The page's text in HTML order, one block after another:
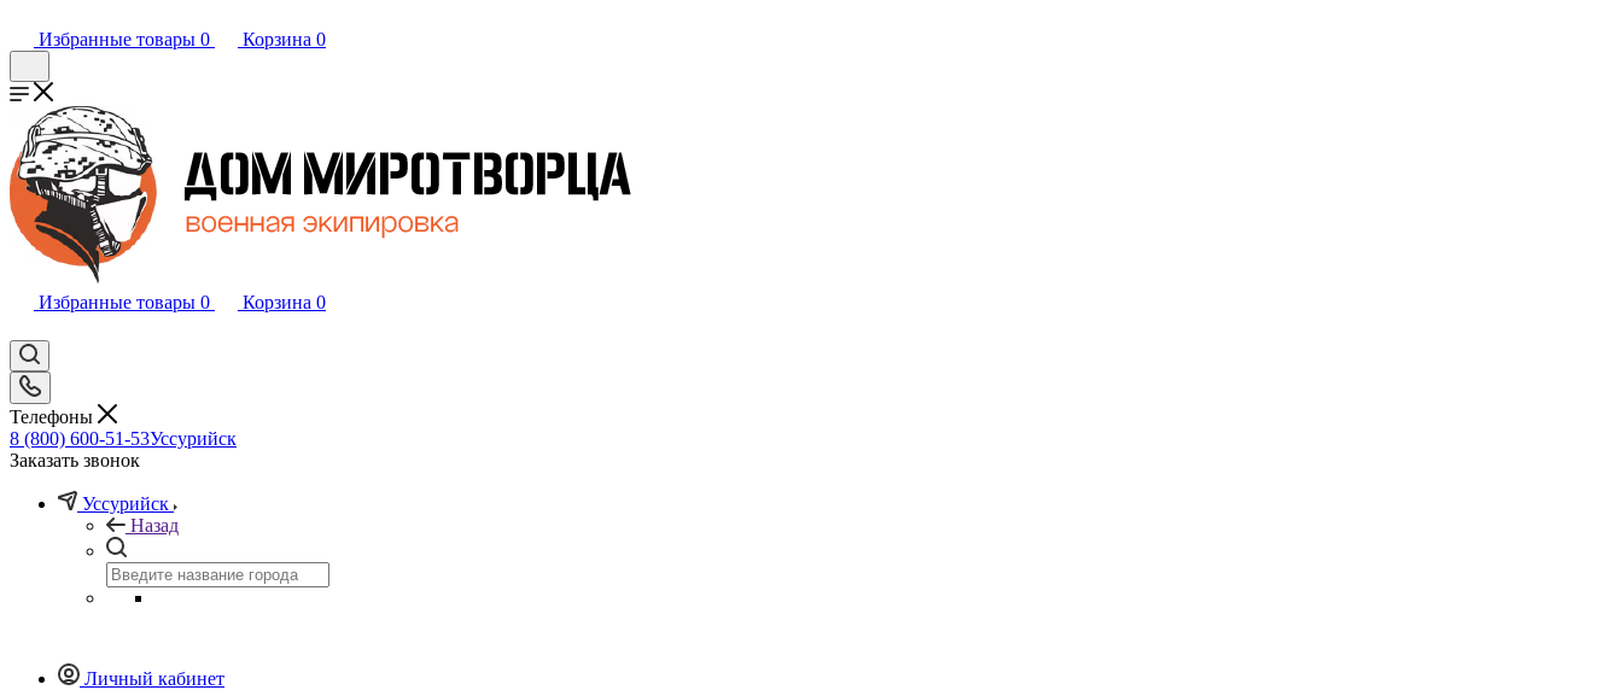
Избранные товары 0 Корзина 0
Избранные товары 0 Корзина 0
Телефоны
8 (800) 600-51-53Уссурийск
Заказать звонок
Уссурийск
Назад
Личный кабинет